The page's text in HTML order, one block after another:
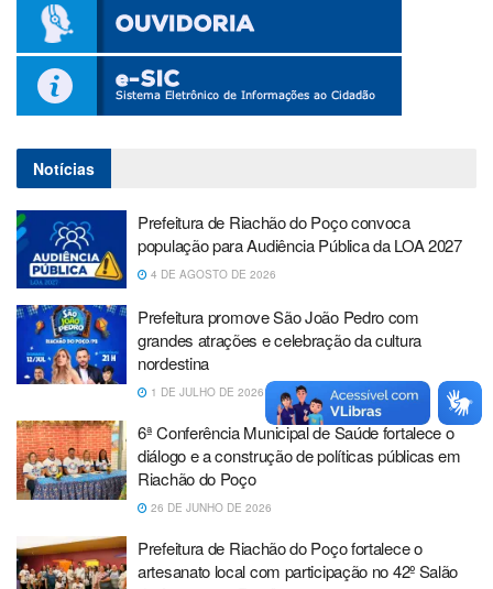
Notícias
Prefeitura de Riachão do Poço convoca
população para Audiência Pública da LOA 2027
4 DE AGOSTO DE 2026
Prefeitura promove São João Pedro com
grandes atrações e celebração da cultura
nordestina
1 DE JULHO DE 2026
6ª Conferência Municipal de Saúde fortalece o
diálogo e a construção de políticas públicas em
Riachão do Poço
26 DE JUNHO DE 2026
Prefeitura de Riachão do Poço fortalece o
artesanato local com participação no 42º Salão